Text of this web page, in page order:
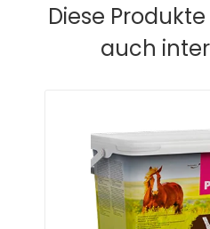
Diese
auch